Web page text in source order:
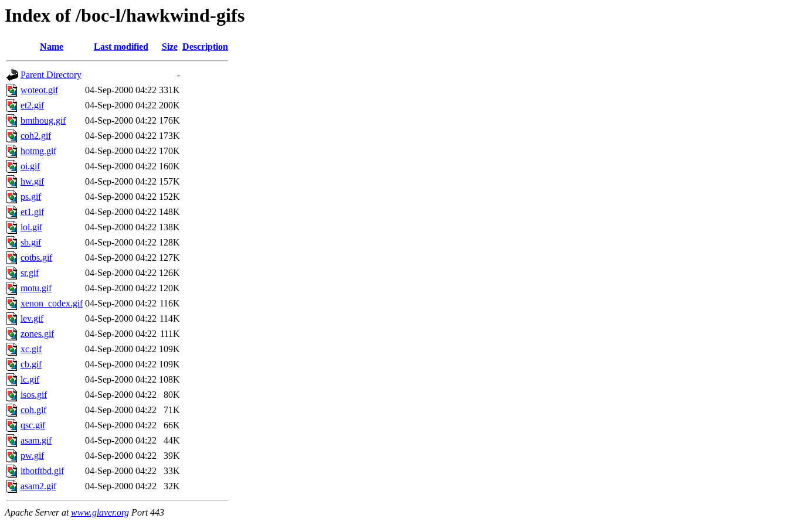
Index of /boc-l/hawkwind-gifs
Name Last modified Size Description
Parent Directory
-
woteot.gif
04-Sep-2000 04:22 331K
et2.gif
04-Sep-2000 04:22 200K
bmthoug.gif
04-Sep-2000 04:22 176K
coh2.gif
04-Sep-2000 04:22 173K
hotmg.gif
04-Sep-2000 04:22 170K
oi.gif
04-Sep-2000 04:22 160K
hw.gif
04-Sep-2000 04:22 157K
ps.gif
04-Sep-2000 04:22 152K
et1.gif
04-Sep-2000 04:22 148K
lol.gif
04-Sep-2000 04:22 138K
sb.gif
04-Sep-2000 04:22 128K
cotbs.gif
04-Sep-2000 04:22 127K
sr.gif
04-Sep-2000 04:22 126K
motu.gif
04-Sep-2000 04:22 120K
xenon_codex.gif 04-Sep-2000 04:22 116K
lev.gif
04-Sep-2000 04:22 114K
zones.gif
04-Sep-2000 04:22 111K
xc.gif
04-Sep-2000 04:22 109K
cb.gif
04-Sep-2000 04:22 109K
lc.gif
04-Sep-2000 04:22 108K
isos.gif
04-Sep-2000 04:22
80K
coh.gif
04-Sep-2000 04:22
71K
qsc.gif
04-Sep-2000 04:22
66K
asam.gif
04-Sep-2000 04:22
44K
pw.gif
04-Sep-2000 04:22
39K
itbotftbd.gif
04-Sep-2000 04:22
33K
asam2.gif
04-Sep-2000 04:22 32K
Apache Server atwww.glaver.org Port 443